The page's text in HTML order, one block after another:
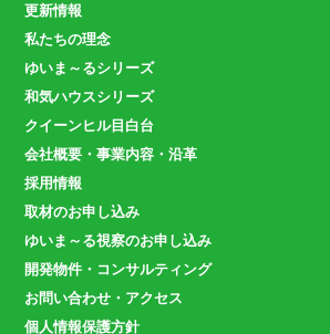
更新情報
私たちの理念
ゆいま～るシリーズ
和気ハウスシリーズ
クイーンヒル目白台
会社概要・事業内容・沿革
採用情報
取材のお申し込み
ゆいま～る視察のお申し込み
開発物件・コンサルティング
お問い合わせ・アクセス
個人情報保護方針